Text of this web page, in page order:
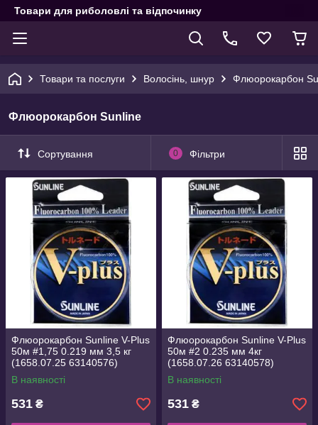
Товари для риболовлі та відпочинку
Товари та послуги Волосінь, шнур Флюорокарбон
Флюорокарбон Sunline
Сортування 0 Фільтри
Флюорокарбон Sunline V-Plus
50м #1,75 0.219 мм 3,5 кг
(1658.07.25 63140576)
В наявності
531 ₴
Флюорокарбон Sunline V-Plus
50м #2 0.235 мм 4кг
(1658.07.26 63140578)
В наявності
531 ₴